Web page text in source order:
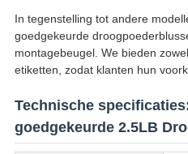
In tegenstelling tot andere
goedgekeurde
montagebeugel. We bieden
etiketten, zodat klanten hun
Technische
goedgekeurde 2.5LB